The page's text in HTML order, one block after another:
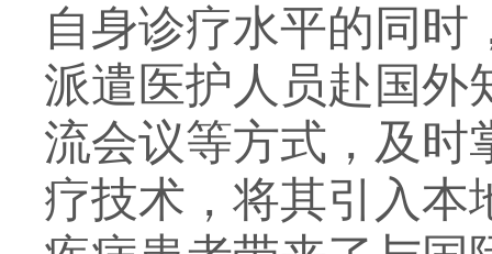
自身诊疗水平的同
派遣医护人员赴国外
流会议等方式，及时
疗技术，将其引入本